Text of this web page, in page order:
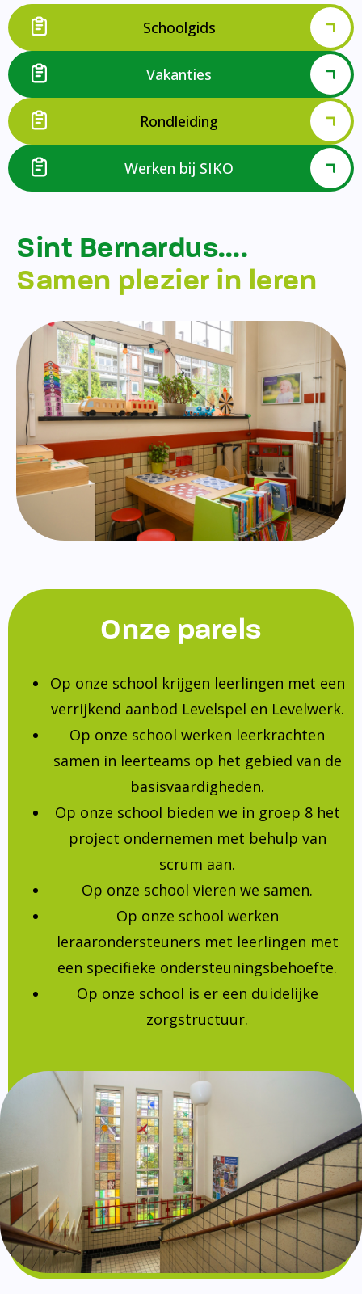
Schoolgids
Vakanties
Rondleiding
Werken bij SIKO
Sint Bernardus….
Samen plezier in leren
Onze parels
Op onze school krijgen leerlingen met een
verrijkend aanbod Levelspel en Levelwerk.
Op onze school werken leerkrachten
samen in leerteams op het gebied van de
basisvaardigheden.
Op onze school bieden we in groep 8 het
project ondernemen met behulp van
scrum aan.
Op onze school vieren we samen.
Op onze school werken
leraarondersteuners met leerlingen met
een specifieke ondersteuningsbehoefte.
Op onze school is er een duidelijke
zorgstructuur.